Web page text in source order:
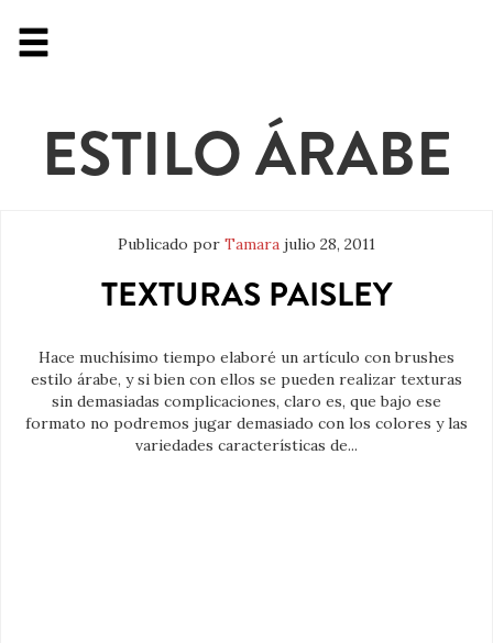
ESTILO ÁRABE
Publicado por Tamara julio 28, 2011
TEXTURAS PAISLEY
Hace muchísimo tiempo elaboré un artículo con brushes
estilo árabe, y si bien con ellos se pueden realizar texturas
sin demasiadas complicaciones, claro es, que bajo ese
formato no podremos jugar demasiado con los colores y las
variedades características de...